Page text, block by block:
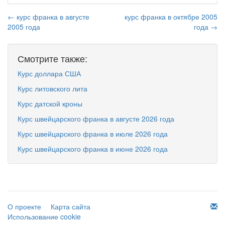
← курс франка в августе
2005 года
курс франка в октябре 2005
года →
Смотрите также:
Курс доллара США
Курс литовского лита
Курс датской кроны
Курс швейцарского франка в августе 2026 года
Курс швейцарского франка в июле 2026 года
Курс швейцарского франка в июне 2026 года
О проекте
Карта сайта
Использование cookie